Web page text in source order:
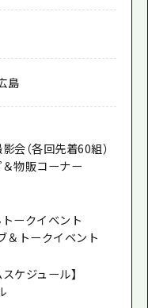
島
会（各回先着60組）
＆物販コーナー
トークイベント
＆トークイベント
ケジュール】